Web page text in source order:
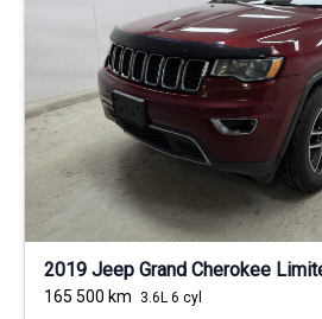
2019 Jeep Grand Cherokee
165 500 km 3.6L 6 cyl